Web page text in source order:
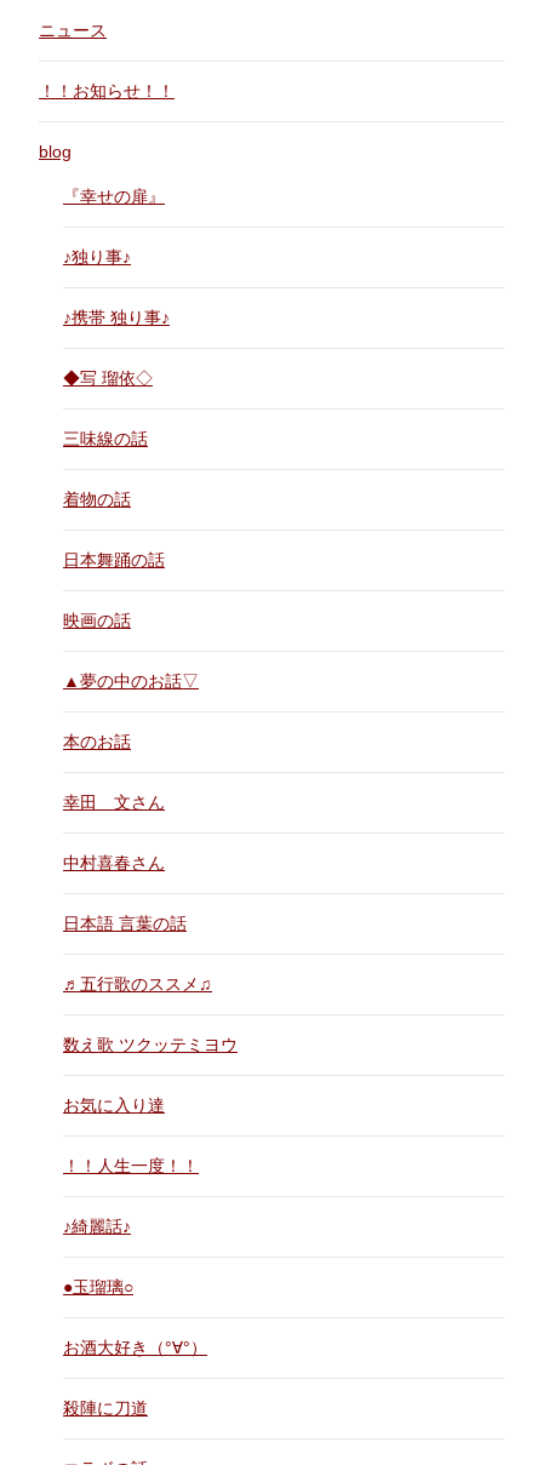
ニュース
！！お知らせ！！
blog
『幸せの扉』
♪独り事♪
♪携帯 独り事♪
◆写 瑠依◇
三味線の話
着物の話
日本舞踊の話
映画の話
▲夢の中のお話▽
本のお話
幸田 文さん
中村喜春さん
日本語 言葉の話
♬五行歌のススメ♫
数え歌 ツクッテミヨウ
お気に入り達
！！人生一度！！
♪綺麗話♪
●玉瑠璃○
お酒大好き（°∀°）
殺陣に刀道